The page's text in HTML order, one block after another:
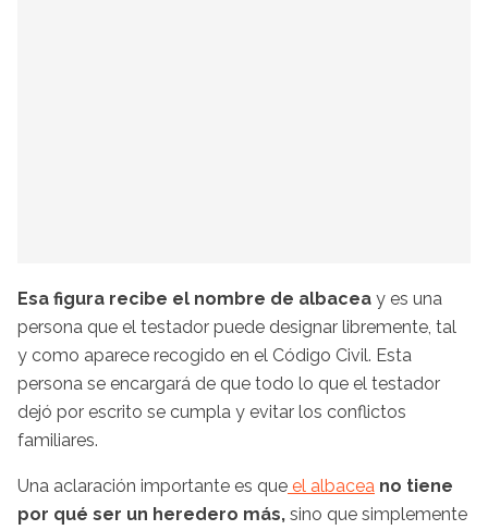
Esa figura recibe el nombre de albacea y es una
persona que el testador puede designar libremente, tal
y como aparece recogido en el Código Civil. Esta
persona se encargará de que todo lo que el testador
dejó por escrito se cumpla y evitar los conflictos
familiares.
Una aclaración importante es que el albacea no tiene
por qué ser un heredero más, sino que simplemente